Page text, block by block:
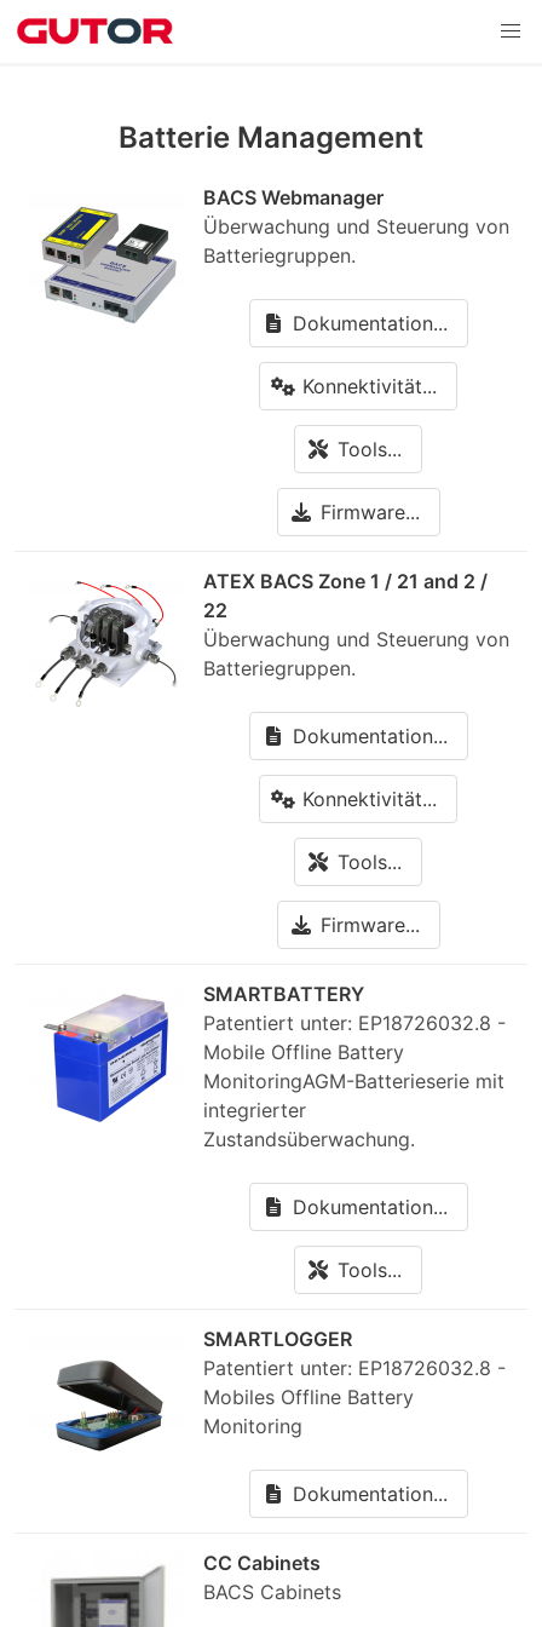
Batterie Management
BACS Webmanager
Überwachung und Steuerung von
Batteriegruppen.
Dokumentation...
Konnektivität...
Tools...
Firmware...
ATEX BACS Zone 1 / 21 and 2 /
22
Überwachung und Steuerung von
Batteriegruppen.
Dokumentation...
Konnektivität...
Tools...
Firmware...
SMARTBATTERY
Patentiert unter: EP18726032.8 -
Mobile Offline Battery
MonitoringAGM-Batterieserie mit
integrierter
Zustandsüberwachung.
Dokumentation...
Tools...
SMARTLOGGER
Patentiert unter: EP18726032.8 -
Mobiles Offline Battery
Monitoring
Dokumentation...
CC Cabinets
BACS Cabinets